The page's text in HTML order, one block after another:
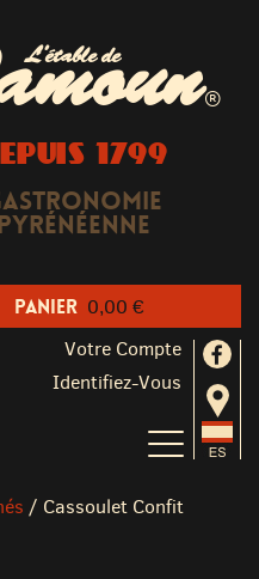
L'étable de
®
1799
Votre Compte
Identifiez-Vous
/ Cassoulet Confit
Panier 0,00 €